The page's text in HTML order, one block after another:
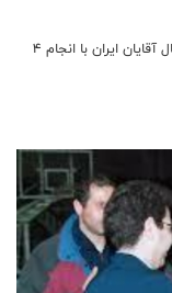
بازی های سوم مرحله یک چهارم نهایی لیگ برتر بسکتبال آقایان ایران با انجام ۴